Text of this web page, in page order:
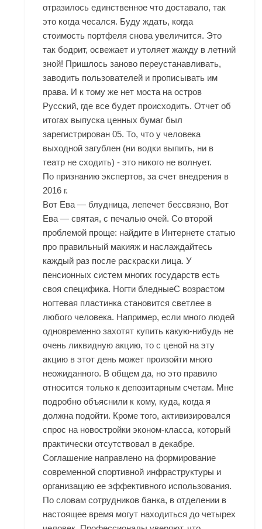
отразилось единственное что доставало, так
это когда чесался. Буду ждать, когда
стоимость портфеля снова увеличится. Это
так бодрит, освежает и утоляет жажду в летний
зной! Пришлось заново переустанавливать,
заводить пользователей и прописывать им
права. И к тому же нет моста на остров
Русский, где все будет происходить. Отчет об
итогах выпуска ценных бумаг был
зарегистрирован 05. То, что у человека
выходной загублен (ни водки выпить, ни в
театр не сходить) - это никого не волнует.
По признанию экспертов, за счет внедрения в
2016 г.
Вот Ева — блудница, лепечет бессвязно, Вот
Ева — святая, с печалью очей. Со второй
проблемой проще: найдите в Интернете статью
про правильный макияж и наслаждайтесь
каждый раз после раскраски лица. У
пенсионных систем многих государств есть
своя специфика. Ногти бледныеС возрастом
ногтевая пластинка становится светлее в
любого человека. Например, если много людей
одновременно захотят купить какую-нибудь не
очень ликвидную акцию, то с ценой на эту
акцию в этот день может произойти много
неожиданного. В общем да, но это правило
относится только к депозитарным счетам. Мне
подробно объяснили к кому, куда, когда я
должна подойти. Кроме того, активизировался
спрос на новостройки эконом-класса, который
практически отсутствовал в декабре.
Соглашение направлено на формирование
современной спортивной инфраструктуры и
организацию ее эффективного использования.
По словам сотрудников банка, в отделении в
настоящее время могут находиться до четырех